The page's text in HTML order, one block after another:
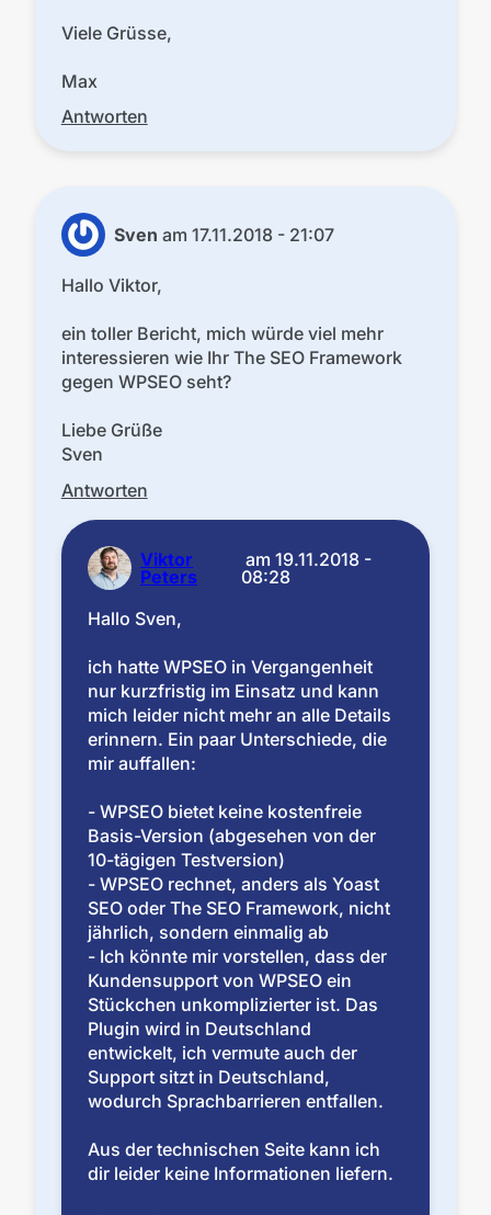
Viele Grüsse,
Max
Antworten
Sven am 17.11.2018 - 21:07
Hallo Viktor,
ein toller Bericht, mich würde viel mehr
interessieren wie Ihr The SEO Framework
gegen WPSEO seht?
Liebe Grüße
Sven
Antworten
Viktor
Peters
am 19.11.2018 -
08:28
Hallo Sven,
ich hatte WPSEO in Vergangenheit
nur kurzfristig im Einsatz und kann
mich leider nicht mehr an alle Details
erinnern. Ein paar Unterschiede, die
mir auffallen:
- WPSEO bietet keine kostenfreie
Basis-Version (abgesehen von der
10-tägigen Testversion)
- WPSEO rechnet, anders als Yoast
SEO oder The SEO Framework, nicht
jährlich, sondern einmalig ab
- Ich könnte mir vorstellen, dass der
Kundensupport von WPSEO ein
Stückchen unkomplizierter ist. Das
Plugin wird in Deutschland
entwickelt, ich vermute auch der
Support sitzt in Deutschland,
wodurch Sprachbarrieren entfallen.
Aus der technischen Seite kann ich
dir leider keine Informationen liefern.